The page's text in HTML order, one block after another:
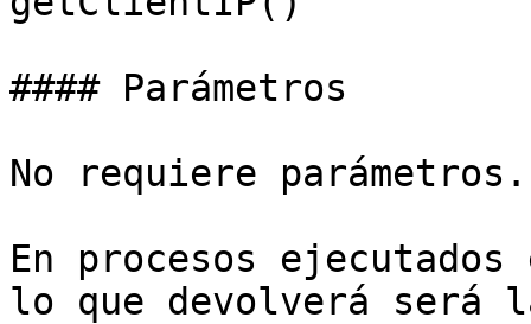
#### Parámetros
No requiere parámetros.
En procesos
lo que devolverá